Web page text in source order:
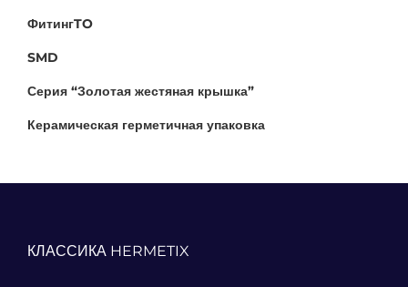
ФитингTO
SMD
Серия “Золотая жестяная крышка”
Керамическая герметичная упаковка
КЛАССИКА HERMETIX